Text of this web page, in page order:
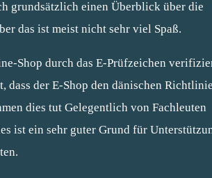
grundsätzlich einen Überblick über die
das ist meist nicht sehr viel Spaß.
Shop durch das E-Prüfzeichen
dass der E-Shop den dänischen
dies tut Gelegentlich von Fachleuten
ist ein sehr guter Grund für